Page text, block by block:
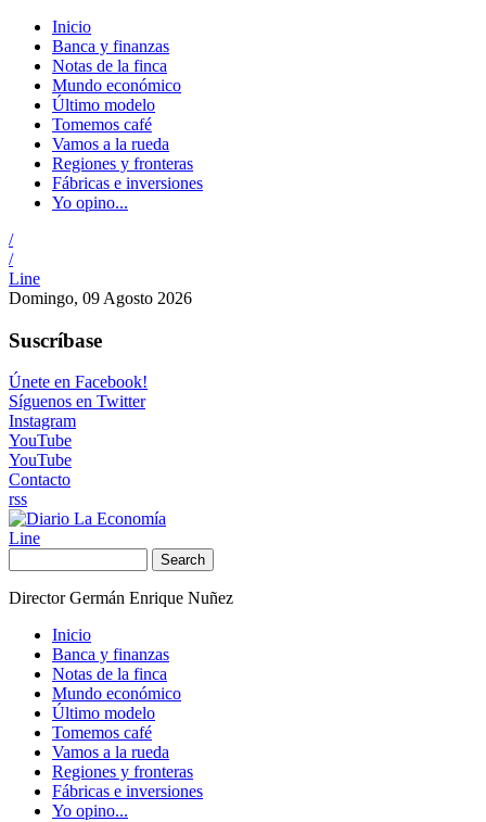
Inicio
Banca y finanzas
Notas de la finca
Mundo económico
Último modelo
Tomemos café
Vamos a la rueda
Regiones y fronteras
Fábricas e inversiones
Yo opino...
/
/
Line
Domingo, 09 Agosto 2026
Suscríbase
Únete en Facebook!
Síguenos en Twitter
Instagram
YouTube
YouTube
Contacto
rss
Line
Search
Director Germán Enrique Nuñez
Inicio
Banca y finanzas
Notas de la finca
Mundo económico
Último modelo
Tomemos café
Vamos a la rueda
Regiones y fronteras
Fábricas e inversiones
Yo opino...